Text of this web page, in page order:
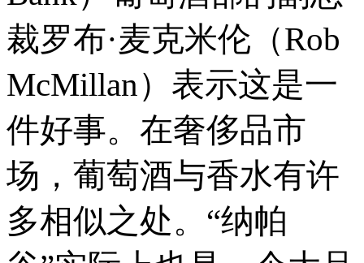
裁罗布·麦克米伦（Rob
McMillan）表示这是一
件好事。在奢侈品市
场，葡萄酒与香水有许
多相似之处。“纳帕